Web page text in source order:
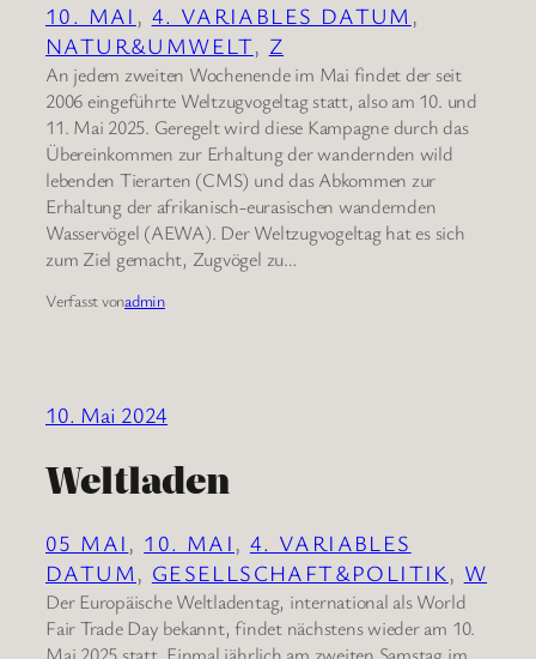
10. MAI , 4. VARIABLES DATUM
NATUR&UMWELT, Z
An jedem zweiten Wochenende im Mai findet der seit
2006 eingeführte Weltzugvogeltag statt, also am 10. und
11. Mai 2025. Geregelt wird diese Kampagne durch das
Übereinkommen zur Erhaltung der wandernden wild
lebenden Tierarten (CMS) und das Abkommen zur
Erhaltung der afrikanisch-eurasischen wandernden
Wasservögel (AEWA). Der Weltzugvogeltag hat es sich
zum Ziel gemacht, Zugvögel zu…
Verfasst vonadmin
10. Mai 2024
Weltladen
05 MAI , 10. MAI , 4. VARIABLES
DATUM , GESELLSCHAFT&POLITIK , W
Der Europäische Weltladentag, international als World
Fair Trade Day bekannt, findet nächstens wieder am 10.